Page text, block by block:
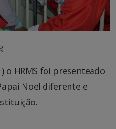
o HRMS foi presenteado
Noel diferente e